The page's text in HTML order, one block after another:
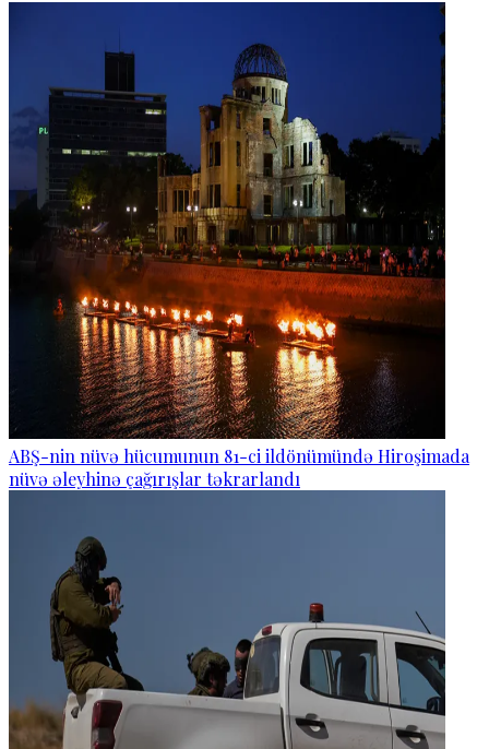
ABŞ-nin nüvə hücumunun 81-ci ildönümündə Hiroşimada
nüvə əleyhinə çağırışlar təkrarlandı